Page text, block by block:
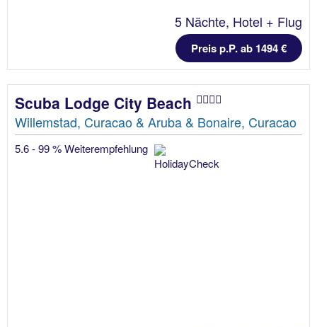
5 Nächte, Hotel + Flug
Preis p.P. ab 1494 €
Scuba Lodge City Beach
Willemstad, Curacao & Aruba & Bonaire, Curacao
5.6 - 99 % Weiterempfehlung